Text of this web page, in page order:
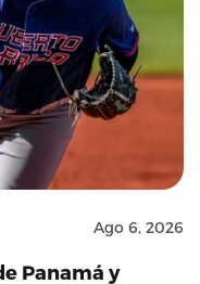
Ago 6, 2026
Panamá y